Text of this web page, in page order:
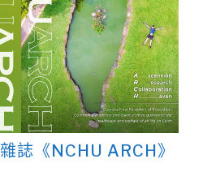
誌《NCHU ARCH》